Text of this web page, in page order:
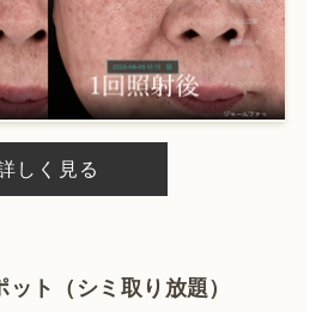
しく見る
ト（シミ取り放題）